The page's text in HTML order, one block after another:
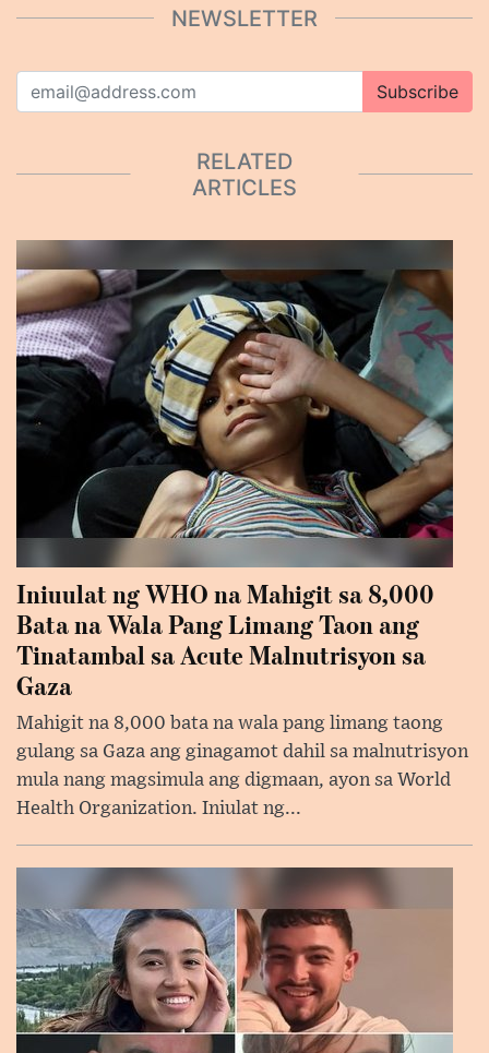
NEWSLETTER
Subscribe
RELATED
ARTICLES
Iniuulat ng WHO na Mahigit sa 8,000
Bata na Wala Pang Limang Taon ang
Tinatambal sa Acute Malnutrisyon sa
Gaza
Mahigit na 8,000 bata na wala pang limang taong
gulang sa Gaza ang ginagamot dahil sa malnutrisyon
mula nang magsimula ang digmaan, ayon sa World
Health Organization. Iniulat ng...